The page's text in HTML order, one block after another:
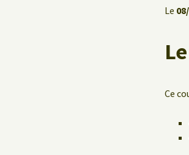
Yoga
Le
Ce